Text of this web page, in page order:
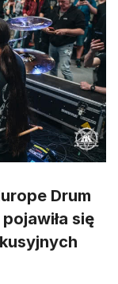
Drum
się